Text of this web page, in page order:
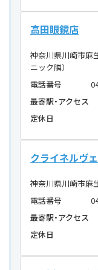
高田眼鏡店
神奈川県川崎市麻
ニック隣）
電話番号
最寄駅・アクセス
定休日
クライネルヴ
神奈川県川崎市麻
電話番号
最寄駅・アクセス
定休日